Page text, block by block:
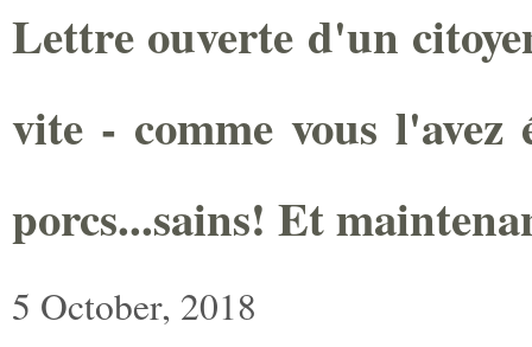
Lettre ouverte d'un
vite - comme vous
porcs...sains! Et
5 October, 2018